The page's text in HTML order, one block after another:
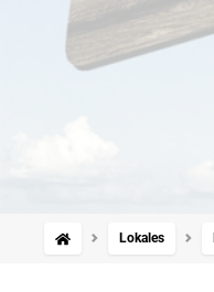
Lokales